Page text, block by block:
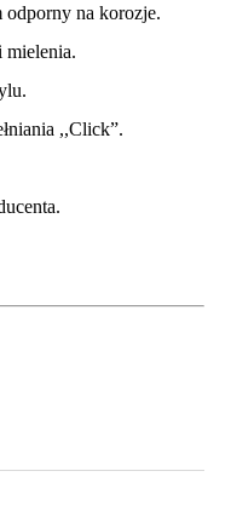
odporny na korozje.
mielenia.
,,Click”.